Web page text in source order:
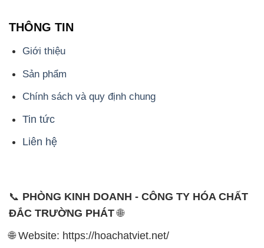
THÔNG TIN
Giới thiệu
Sản phẩm
Chính sách và quy định chung
Tin tức
Liên hệ
📞 PHÒNG KINH DOANH - CÔNG TY HÓA CHẤT
ĐẮC TRƯỜNG PHÁT🌐
🌐 Website: https://hoachatviet.net/